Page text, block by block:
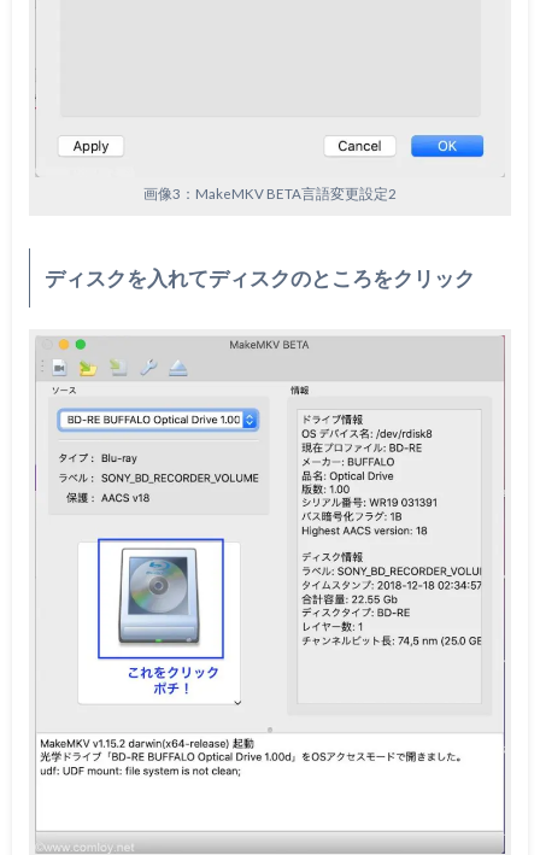
画像3：MakeMKV BETA言語変更設定2
ディスクを入れてディスクのところをクリック